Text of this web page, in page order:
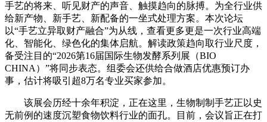
手艺的将来、听见财产的声音、触摸趋向的脉搏。为全行业供
给新产物、新手艺、新配备的一坐式处理方案。本次论坛
以“手艺立异取财产融合”为从线，查看更多更是一次行业高端
化、智能化、绿色化的集体启航。解读政策趋向取行业尺度，
备受注目的“2026第16届国际生物发酵系列展（BIO
CHINA）”将同步表态。组委会还供给合做酒店优惠预订办
事，估计将吸引超8万名专业买家参加。
该展会历经十余年积淀，正在这里，生物制制手艺正以史
无前例的速度沉塑食物饮料行业的面孔。目前，会议旨正在打